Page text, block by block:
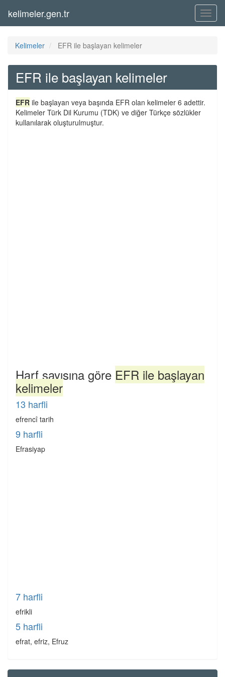
Menü
kelimeler.gen.tr
Kelimeler EFR ile başlayan kelimeler
EFR ile başlayan kelimeler
EFR ile başlayan veya başında EFR olan kelimeler 6 adettir.
Kelimeler Türk Dil Kurumu (TDK) ve diğer Türkçe sözlükler
kullanılarak oluşturulmuştur.
Harf sayısına göre EFR ile başlayan
kelimeler
13 harfli
efrencî tarih
9 harfli
Efrasiyap
7 harfli
efrikli
5 harfli
efrat, efriz, Efruz